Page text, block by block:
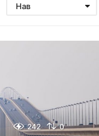
Нав
242 0